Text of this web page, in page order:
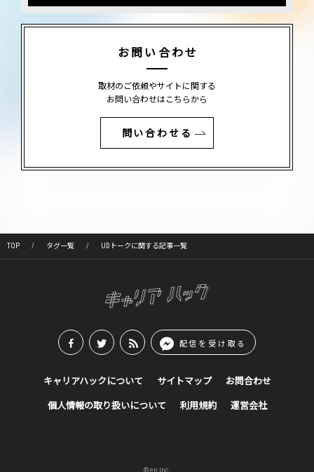
お問い合わせ
取材のご依頼やサイトに関する
お問い合わせはこちらから
問い合わせる
TOP タグ一覧 UDトークに関する記事一覧
配信を受け取る
キャリアハックについて サイトマップ お問合わせ
個人情報の取り扱いについて 利用規約 運営会社